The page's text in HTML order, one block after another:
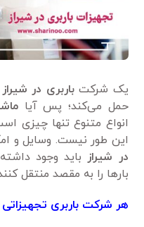
یک شرکتباربری در شیراز
حمل می‌کند؛ پس آیا
انواع متنوع تنها چیزی
این طور نیست. وسایل و
در شیراز باید وجود
بارها را به مقصد منتقل
هر شرکت باربری تجهیزاتی